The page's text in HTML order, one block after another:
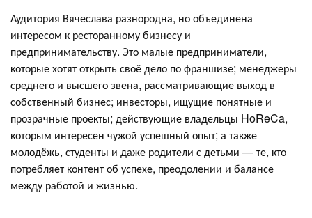
Аудитория Вячеслава разнородна, но объединена
интересом к ресторанному бизнесу и
предпринимательству. Это малые предприниматели,
которые хотят открыть своё дело по франшизе; менеджеры
среднего и высшего звена, рассматривающие выход в
собственный бизнес; инвесторы, ищущие понятные и
прозрачные проекты; действующие владельцы HoReCa,
которым интересен чужой успешный опыт; а также
молодёжь, студенты и даже родители с детьми — те, кто
потребляет контент об успехе, преодолении и балансе
между работой и жизнью.